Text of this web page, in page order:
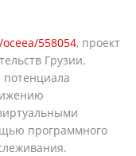
558054, проект
Грузии,
программного